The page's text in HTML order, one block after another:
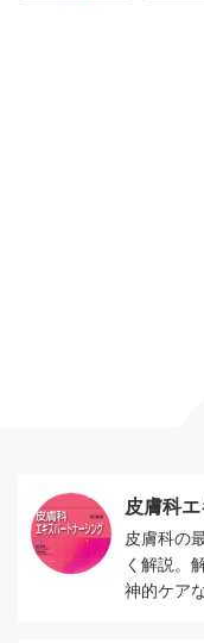
皮膚科
皮膚科の
く解説。
神的ケア